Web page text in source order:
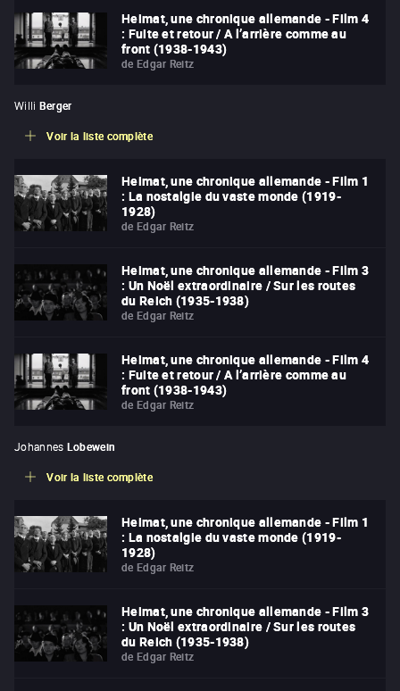
Heimat, une chronique allemande - Film 4
: Fuite et retour / A l’arrière comme au
front (1938-1943)
de Edgar Reitz
Willi Berger
Voir la liste complète
Heimat, une chronique allemande - Film 1
: La nostalgie du vaste monde (1919-
1928)
de Edgar Reitz
Heimat, une chronique allemande - Film 3
: Un Noël extraordinaire / Sur les routes
du Reich (1935-1938)
de Edgar Reitz
Heimat, une chronique allemande - Film 4
: Fuite et retour / A l’arrière comme au
front (1938-1943)
de Edgar Reitz
Johannes Lobewein
Voir la liste complète
Heimat, une chronique allemande - Film 1
: La nostalgie du vaste monde (1919-
1928)
de Edgar Reitz
Heimat, une chronique allemande - Film 3
: Un Noël extraordinaire / Sur les routes
du Reich (1935-1938)
de Edgar Reitz